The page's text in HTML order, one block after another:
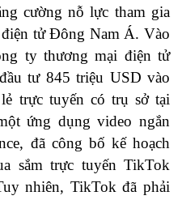
cường nỗ lực tham gia
tử Đông Nam Á. Vào
ty thương mại điện tử
tư 845 triệu USD vào
trực tuyến có trụ sở tại
ứng dụng video ngắn
đã công bố kế hoạch
sắm trực tuyến TikTok
nhiên, TikTok đã phải